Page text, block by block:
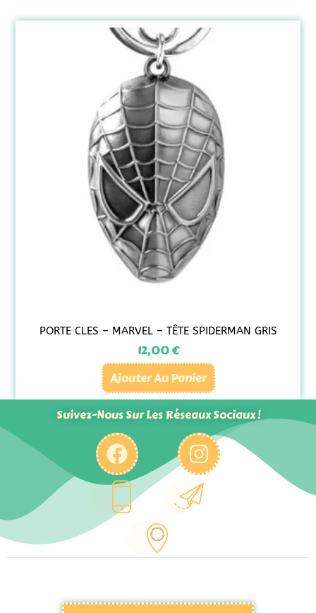
PORTE CLES – MARVEL – TÊTE SPIDERMAN GRIS
12,00€
Ajouter Au Panier
Suivez-Nous Sur Les Réseaux Sociaux !